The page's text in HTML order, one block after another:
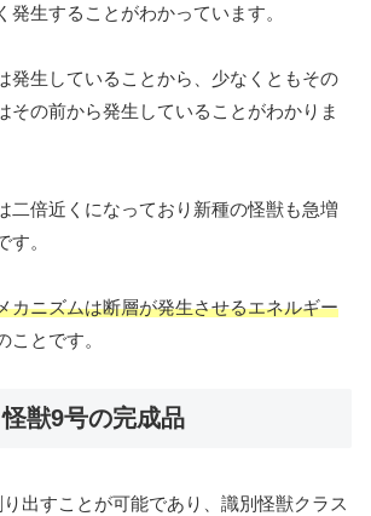
発生することがわかっています。
発生していることから、少なくともその
その前から発生していることがわかりま
二倍近くになっており新種の怪獣も急増
す。
カニズムは断層が発生させるエネルギー
ことです。
怪獣9号の完成品
出すことが可能であり、識別怪獣クラス